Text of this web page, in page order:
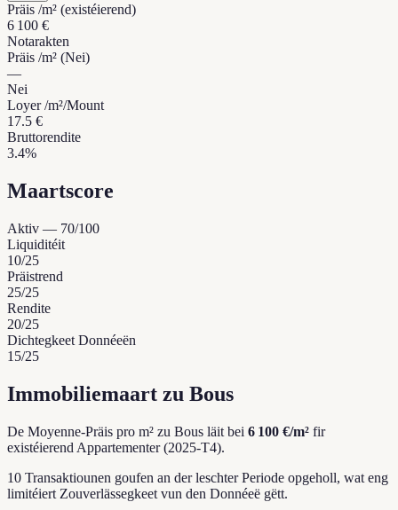
Präis /m² (existéierend)
6 100 €
Notarakten
Präis /m² (Nei)
—
Nei
Loyer /m²/Mount
17.5 €
Bruttorendite
3.4%
Maartscore
Aktiv — 70/100
Liquiditéit
10/25
Präistrend
25/25
Rendite
20/25
Dichtegkeet Donnéeën
15/25
Immobiliemaart zu Bous
De Moyenne-Präis pro m² zu Bous läit bei 6 100 €/m² fir
existéierend Appartementer (2025-T4).
10 Transaktiounen goufen an der leschter Periode opgeholl, wat eng
limitéiert Zouverlässegkeet vun den Donnéeë gëtt.